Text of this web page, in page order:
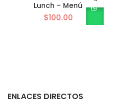
Lunch – Menú
$100.00
ENLACES DIRECTOS